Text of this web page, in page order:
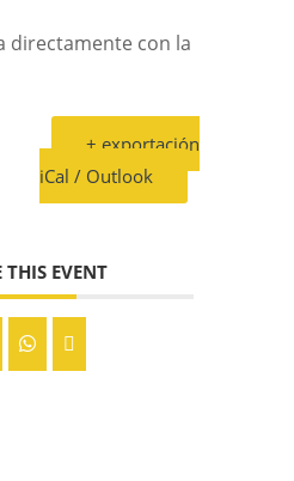
directamente con la
+ exportación
iCal / Outlook
THIS EVENT